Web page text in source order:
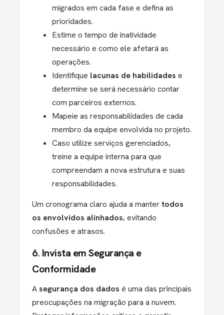
migrados em cada fase e defina as
prioridades.
Estime o tempo de inatividade
necessário e como ele afetará as
operações.
Identifique lacunas de habilidades e
determine se será necessário contar
com parceiros externos.
Mapeie as responsabilidades de cada
membro da equipe envolvida no projeto.
Caso utilize serviços gerenciados,
treine a equipe interna para que
compreendam a nova estrutura e suas
responsabilidades.
Um cronograma claro ajuda a mantertodos
os envolvidos alinhados, evitando
confusões e atrasos.
6. Invista em Segurança e
Conformidade
Asegurança dos dados é uma das principais
preocupações na migração para a nuvem.